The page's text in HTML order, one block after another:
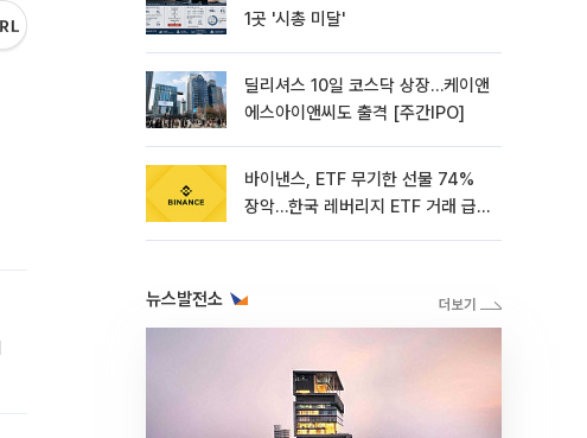
1곳 '시총 미달'
딜리셔스 10일 코스닥 상장…케이앤
에스아이앤씨도 출격 [주간IPO]
바이낸스, ETF 무기한 선물 74%
장악…한국 레버리지 ETF 거래 급
뉴스발전소